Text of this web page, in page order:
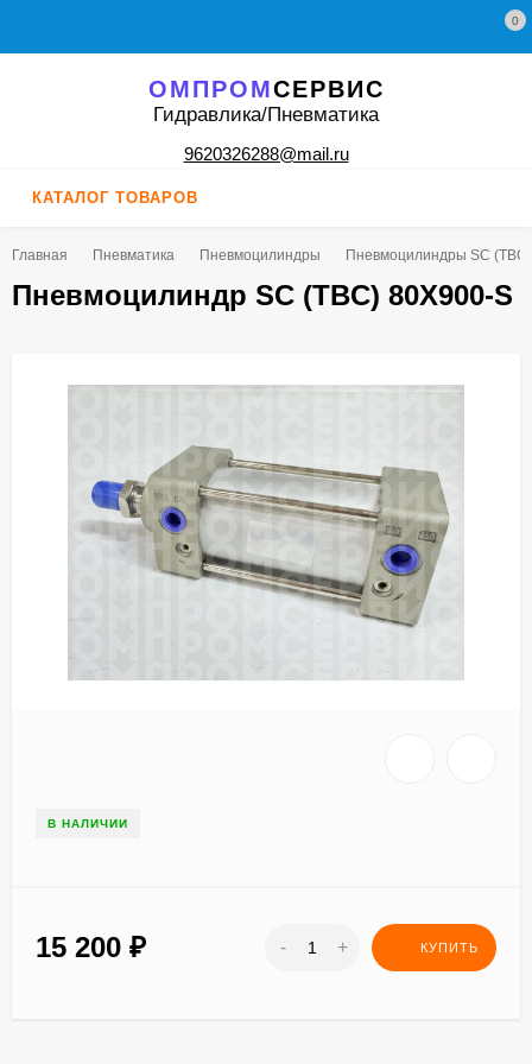
0
ОМПРОМСЕРВИС
Гидравлика/Пневматика
9620326288@mail.ru
КАТАЛОГ ТОВАРОВ
Главная Пневматика Пневмоцилиндры Пневмоцилиндры SC (TBC)
Пневмоцилиндр SC (TBC) 80X900-S
В НАЛИЧИИ
15 200 ₽ - + КУПИТЬ